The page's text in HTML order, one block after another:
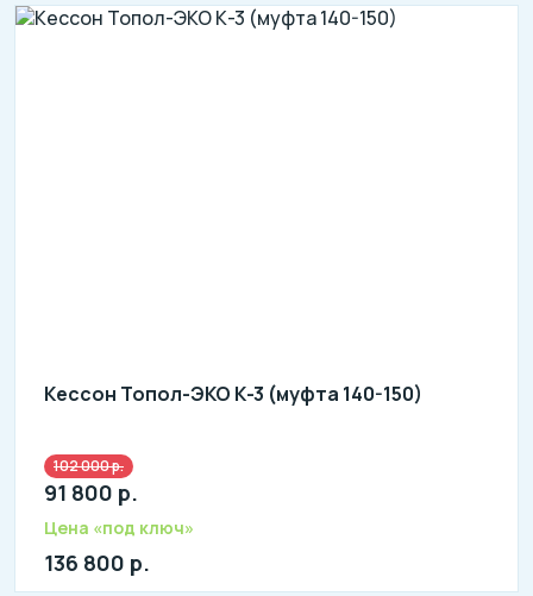
Кессон Топол-ЭКО К-3 (муфта 140-150)
102 000 р.
91 800 р.
Цена «под ключ»
136 800 р.